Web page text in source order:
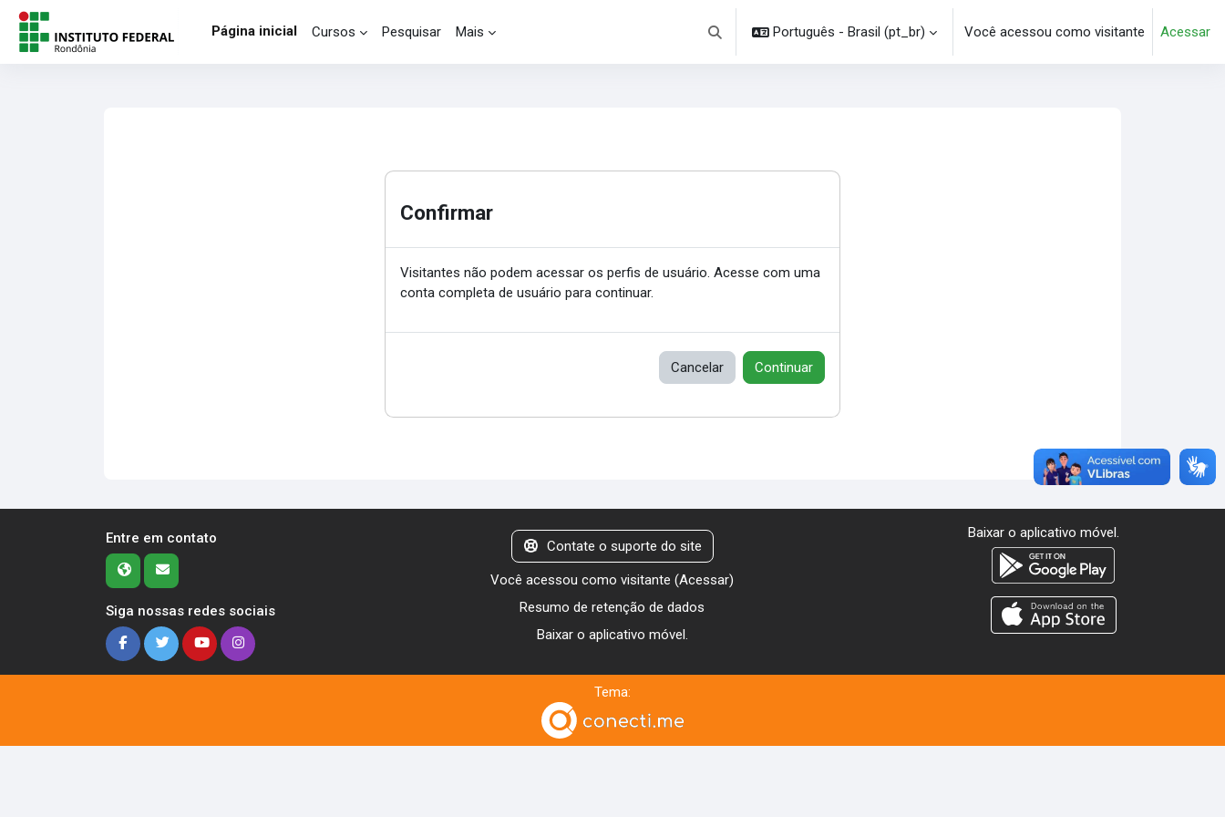
Ir para o conteúdo principal
Página inicial
Cursos Pesquisar Mais
Alternar entrada de pesquisa
Português - Brasil ‎(pt_br)‎ Você acessou como visitante Acessar
Confirmar
Visitantes não podem acessar os perfis de usuário. Acesse com uma
conta completa de usuário para continuar.
Cancelar Continuar
Entre em contato
Siga nossas redes sociais
Contate o suporte do site
Você acessou como visitante (Acessar)
Resumo de retenção de dados
Baixar o aplicativo móvel.
Baixar o aplicativo móvel.
Tema: